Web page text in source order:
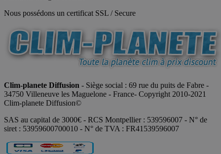
Nous possédons un certificat SSL / Secure
Clim-planete Diffusion - Siège social : 69 rue du puits de Fabre -
34750 Villeneuve les Maguelone - France- Copyright 2010-2021
Clim-planete Diffusion©
SAS au capital de 3000€ - RCS Montpellier : 539596007 - N° de
siret : 53959600700010 - N° de TVA : FR41539596007